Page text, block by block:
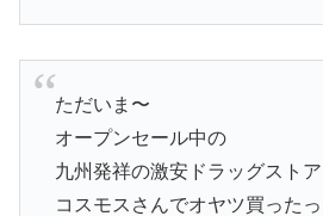
ただいま〜
オープンセール中の
九州発祥の激安ドラッグストア
コスモスさんでオヤツ買った